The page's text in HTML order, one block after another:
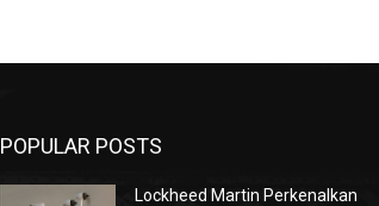
POPULAR POSTS
Lockheed Martin Perkenalkan